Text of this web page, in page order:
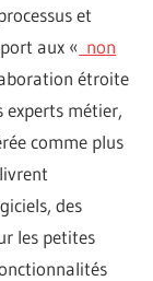
et
aux « non
étroite
experts métier,
comme plus
des
les petites